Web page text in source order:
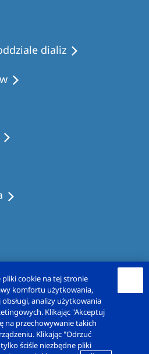
dializ
cookie na tej stronie
komfortu użytkowania,
analizy użytkowania
Klikając "Akceptuj
na przechowywanie takich
Klikając "Odrzuć
ściśle niezbędne pliki